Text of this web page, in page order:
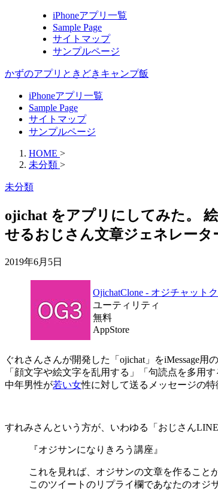
iPhoneアプリ一覧
Sample Page
サイトマップ
サンプルページ
かずのアプリときどきキャンプ飯
iPhoneアプリ一覧
Sample Page
サイトマップ
サンプルページ
HOME >
未分類 >
未分類
ojichat をアプリにしてみた。
せるおじさん文章ジェネレー
2019年6月5日
OjichatClone - オジチャット
ユーティリティ
無料
AppStore
ぐれさんさんが開発した「ojichat」をiMessage用
「顔文字や絵文字を乱用する」「句読点を多用
中年男性が若い女性に対して送るメッセージの
すれみさんという方が、いわゆる「おじさん
『オジサンになりきろう講座』
これを見れば、オジサンの文章を作ること
このツイートのリプライ欄であなたのオジ